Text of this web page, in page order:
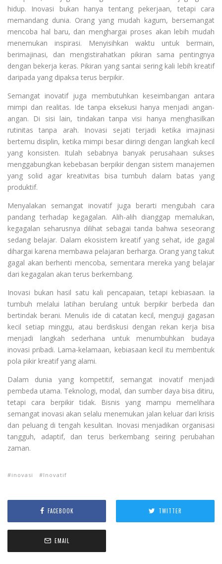
hidup. Inovasi bukan hanya tentang pekerjaan, tetapi cara
memandang dunia. Orang yang mudah kagum, bersemangat
mencoba hal baru, dan menghargai proses akan lebih mudah
menemukan inspirasi. Menyisihkan waktu untuk bermain,
berimajinasi, dan mengistirahatkan pikiran sama pentingnya
dengan bekerja keras. Pikiran yang santai sering kali lebih kreatif
daripada yang dipaksa terus berpikir.
Semangat inovatif juga membutuhkan keseimbangan antara
mimpi dan realitas. Ide tanpa eksekusi hanya menjadi angan-
angan. Di sisi lain, tindakan tanpa visi hanya menghasilkan
rutinitas tanpa arah. Inovasi sejati terjadi ketika imajinasi
bertemu disiplin, ketika mimpi besar diiringi dengan langkah kecil
yang konsisten. Itulah sebabnya banyak perusahaan sukses
menggabungkan kebebasan berpikir dengan sistem manajemen
yang solid agar kreativitas bisa tumbuh dalam batas yang
produktif.
Menyalakan semangat inovatif juga berarti mengubah cara
pandang terhadap kegagalan. Alih-alih dianggap memalukan,
kegagalan seharusnya dilihat sebagai tanda bahwa seseorang
sedang belajar. Dalam ekosistem kreatif yang sehat, ide gagal
dihargai karena membawa pelajaran berharga. Orang yang takut
gagal akan berhenti mencoba, sementara mereka yang belajar
dari kegagalan akan terus berkembang.
Inovasi bukan hasil satu kali pencapaian, tetapi kebiasaan. Ia
tumbuh melalui latihan berulang untuk berpikir berbeda dan
bertindak berani. Menulis ide di catatan kecil, menguji gagasan
kecil setiap minggu, atau berdiskusi dengan rekan kerja bisa
menjadi langkah sederhana untuk menumbuhkan budaya
inovasi pribadi. Lama-kelamaan, kebiasaan kecil itu membentuk
pola pikir kreatif yang alami.
Dalam dunia yang kompetitif, semangat inovatif menjadi
pembeda utama. Teknologi, modal, dan sumber daya bisa ditiru,
tetapi cara berpikir tidak. Bisnis yang mampu memelihara
semangat inovasi akan selalu menemukan jalan keluar dari krisis
dan peluang di tengah kesulitan. Inovasi menjadikan organisasi
tangguh, adaptif, dan terus berkembang seiring perubahan
zaman.
inovasi Inovatif
FACEBOOK TWITTER
EMAIL